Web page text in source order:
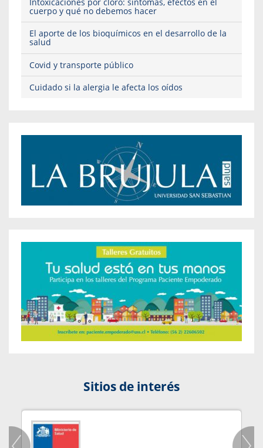
cuerpo y qué no debemos hacer
El aporte de los bioquímicos en el desarrollo de la
salud
Covid y transporte público
Cuidado si la alergia le afecta los oídos
Sitios de interés